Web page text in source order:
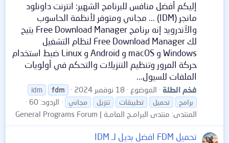
إليكم أفضل منافس للبرنامج الشهير: انترنت داونلود
مانجر (IDM) ... مجاني ومتوفر لأنظمة الحاسوب
والآندرويد إنه برنامج Free Download Manager يتيح
لك Free Download Manager لنظام التشغيل
Windows و macOS و Android و Linux ضبط استخدام
حركة المرور وتنظيم التنزيلات والتحكم في أولويات
الملفات للسيول...
فخم الطلة الموضوع 18 نوفمبر 2024 fdm
idm
برامج
تحميل تطبيقات تنزيل مجاني
الردود: 60
المنتدى: منتدى البرامـج العامـة | General Programs Forum
تحميل FDM افضل بديل لـ IDM